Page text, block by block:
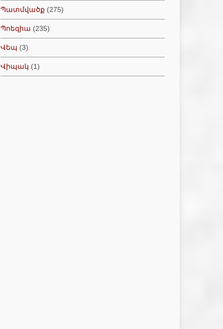
Պատմվածք (275)
Պոեզիա (235)
Վեպ (3)
Վիպակ (1)